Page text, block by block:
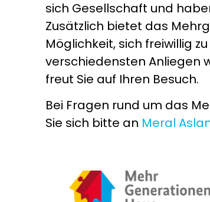
sich Gesellschaft und
Zusätzlich bietet das
Möglichkeit, sich freiwillig
verschiedensten Anliegen
freut Sie auf Ihren Besuch.
Bei Fragen rund um das
Sie sich bitte an Meral